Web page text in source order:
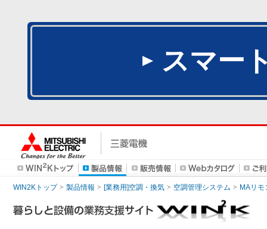
スマー
WIN2Kトップ 製品情報 [業務用]空調・換気 空調管理システム MAリモ